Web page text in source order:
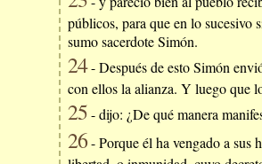
públicos, para que en lo sucesivo
sumo sacerdote Simón.
24- Después de esto Simón
con ellos la alianza. Y luego que
25- dijo: ¿De qué manera
26- Porque él ha vengado a sus